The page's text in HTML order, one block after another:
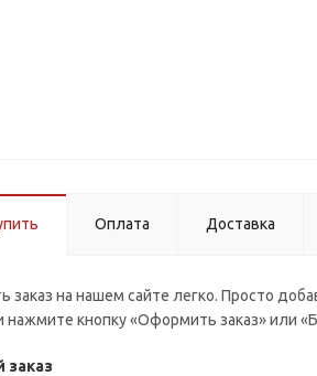
Оплата Доставка
заказ на нашем сайте легко. Просто
нажмите кнопку «Оформить заказ» или
заказ